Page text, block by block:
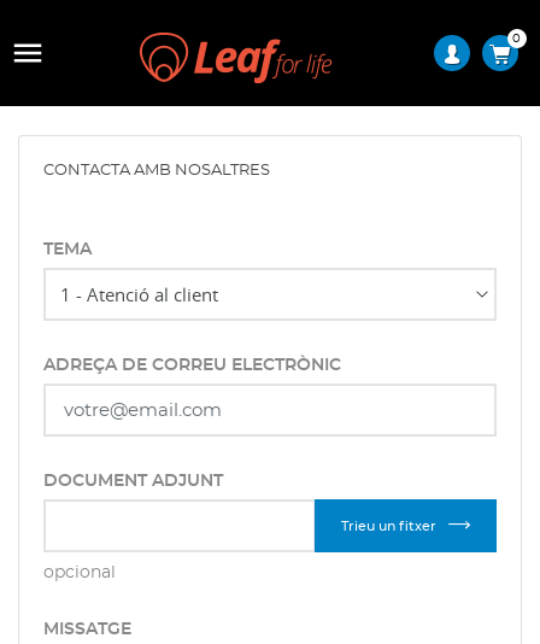
 0
CONTACTA AMB NOSALTRES
TEMA
ADREÇA DE CORREU ELECTRÒNIC
DOCUMENT ADJUNT
Trieu un fitxer
opcional
MISSATGE